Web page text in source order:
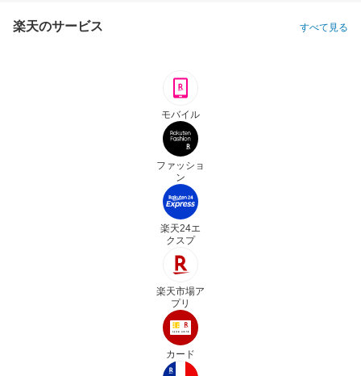
楽天のサービス すべて見る
モバイル
ファッショ
ン
楽天24エ
クスプ
楽天市場ア
プリ
カード